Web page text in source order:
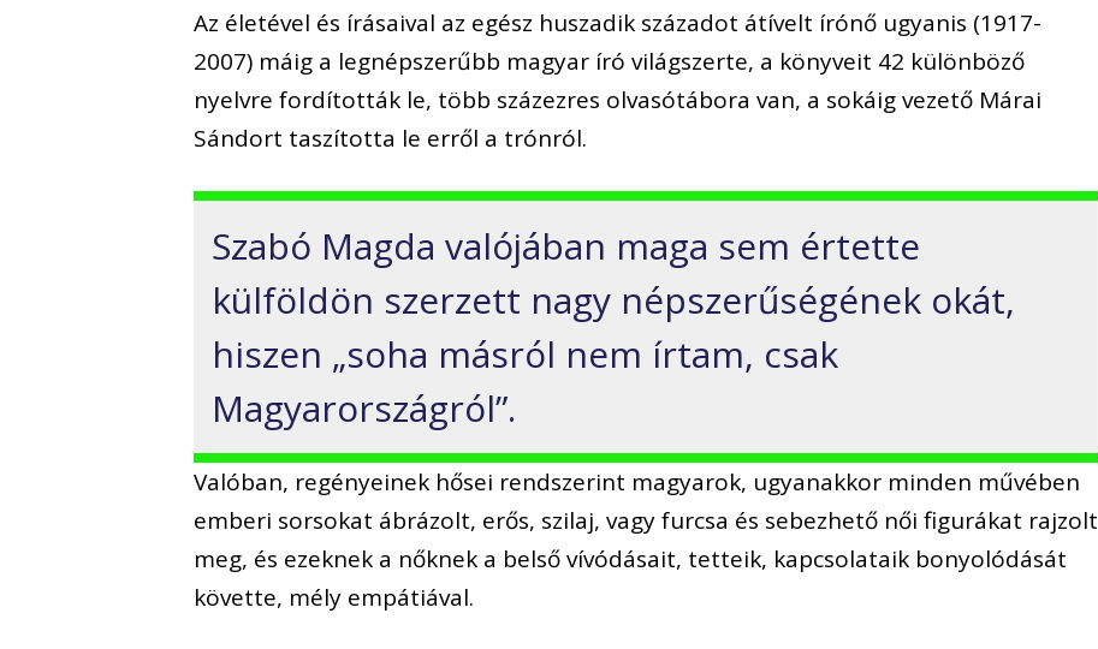
Az életével és írásaival az egész huszadik századot átívelt írónő ugyanis (1917-
2007) máig a legnépszerűbb magyar író világszerte, a könyveit 42 különböző
nyelvre fordították le, több százezres olvasótábora van, a sokáig vezető Márai
Sándort taszította le erről a trónról.
Szabó Magda valójában maga sem értette
külföldön szerzett nagy népszerűségének okát,
hiszen „soha másról nem írtam, csak
Magyarországról”.
Valóban, regényeinek hősei rendszerint magyarok, ugyanakkor minden művében
emberi sorsokat ábrázolt, erős, szilaj, vagy furcsa és sebezhető női figurákat rajzolt
meg, és ezeknek a nőknek a belső vívódásait, tetteik, kapcsolataik bonyolódását
követte, mély empátiával.